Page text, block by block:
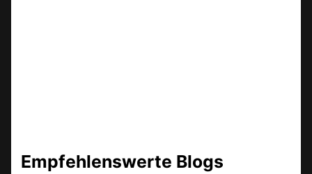
Empfehlenswerte Blogs